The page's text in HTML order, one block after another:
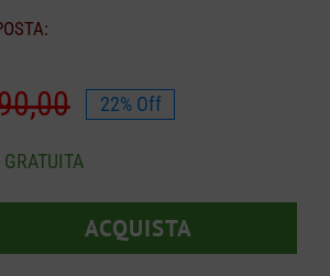
Il
prezzo
era:
€ 90,00.
Il
prezzo
è:
€ 69,90.
22% Off
ACQUISTA